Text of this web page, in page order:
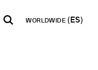
WORLDWIDE